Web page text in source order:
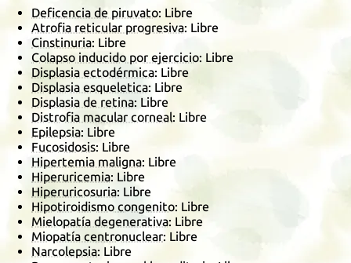
Deficencia de piruvato: Libre
Atrofia reticular progresiva: Libre
Cinstinuria: Libre
Colapso inducido por ejercicio: Libre
Displasia ectodérmica: Libre
Displasia esqueletica: Libre
Displasia de retina: Libre
Distrofia macular corneal: Libre
Epilepsia: Libre
Fucosidosis: Libre
Hipertemia maligna: Libre
Hiperuricemia: Libre
Hiperuricosuria: Libre
Hipotiroidismo congenito: Libre
Mielopatía degenerativa: Libre
Miopatía centronuclear: Libre
Narcolepsia: Libre